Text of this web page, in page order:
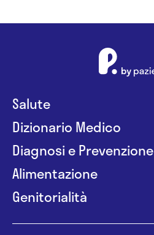
Salute
Dizionario Medico
Diagnosi e Prevenzione
Alimentazione
Genitorialità